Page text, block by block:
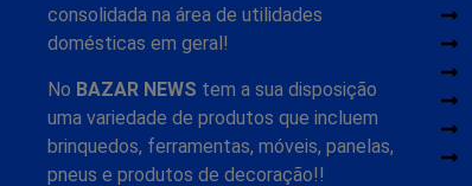
consolidada na área de utilidades
domésticas em geral!
No BAZAR NEWS tem a sua disposição
uma variedade de produtos que incluem
brinquedos, ferramentas, móveis, panelas,
pneus e produtos de decoração!!